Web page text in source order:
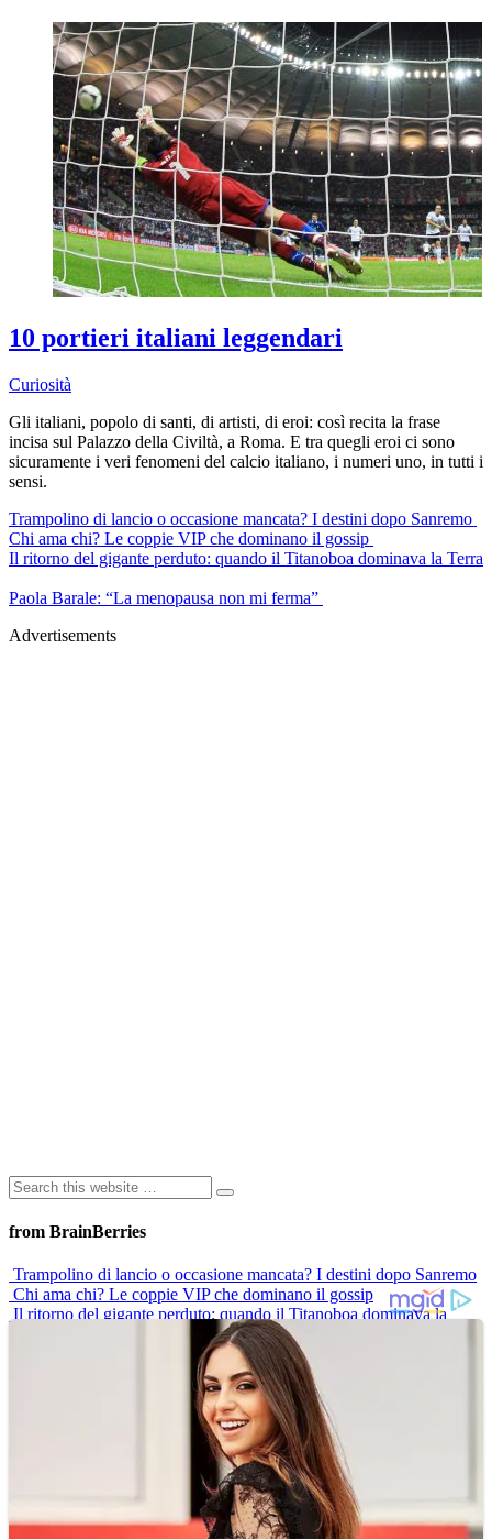
10 portieri italiani leggendari
Curiosità
Gli italiani, popolo di santi, di artisti, di eroi: così recita la frase
incisa sul Palazzo della Civiltà, a Roma. E tra quegli eroi ci sono
sicuramente i veri fenomeni del calcio italiano, i numeri uno, in tutti i
sensi.
Trampolino di lancio o occasione mancata? I destini dopo Sanremo
Chi ama chi? Le coppie VIP che dominano il gossip
Il ritorno del gigante perduto: quando il Titanoboa dominava la Terra
Paola Barale: “La menopausa non mi ferma”
Advertisements
from BrainBerries
Trampolino di lancio o occasione mancata? I destini dopo Sanremo
Chi ama chi? Le coppie VIP che dominano il gossip
Il ritorno del gigante perduto: quando il Titanoboa dominava la
Paola Barale: “La menopausa non mi ferma”
“Un sacco bello”: il mito di Marisol e la vita di Veronica Miriel oggi